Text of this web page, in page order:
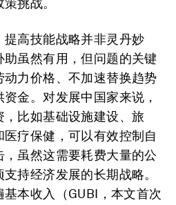
挑战。
高技能战略并非灵丹妙
虽然有用，但问题的关键
力价格、不加速替换趋势
金。对发展中国家来说，
比如基础设施建设、旅
疗保健，可以有效控制自
虽然这需要耗费大量的公
持经济发展的长期战略。
本收入（GUBI，本文首次